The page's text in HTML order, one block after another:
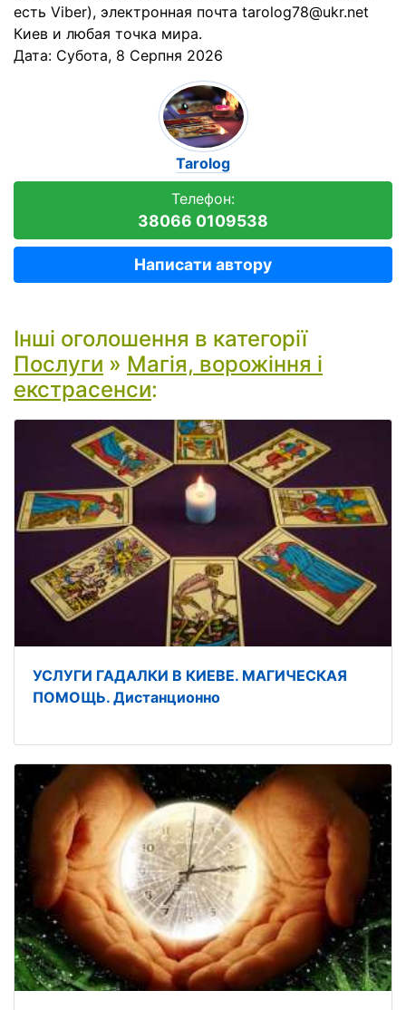
есть Viber), электронная почта tarolog78@ukr.net
Киев и любая точка мира.
Дата: Субота, 8 Серпня 2026
Tarolog
Телефон:
38066 0109538
Написати автору
Інші оголошення в категорії
Послуги » Магія, ворожіння і
екстрасенси:
УСЛУГИ ГАДАЛКИ В КИЕВЕ. МАГИЧЕСКАЯ
ПОМОЩЬ. Дистанционно